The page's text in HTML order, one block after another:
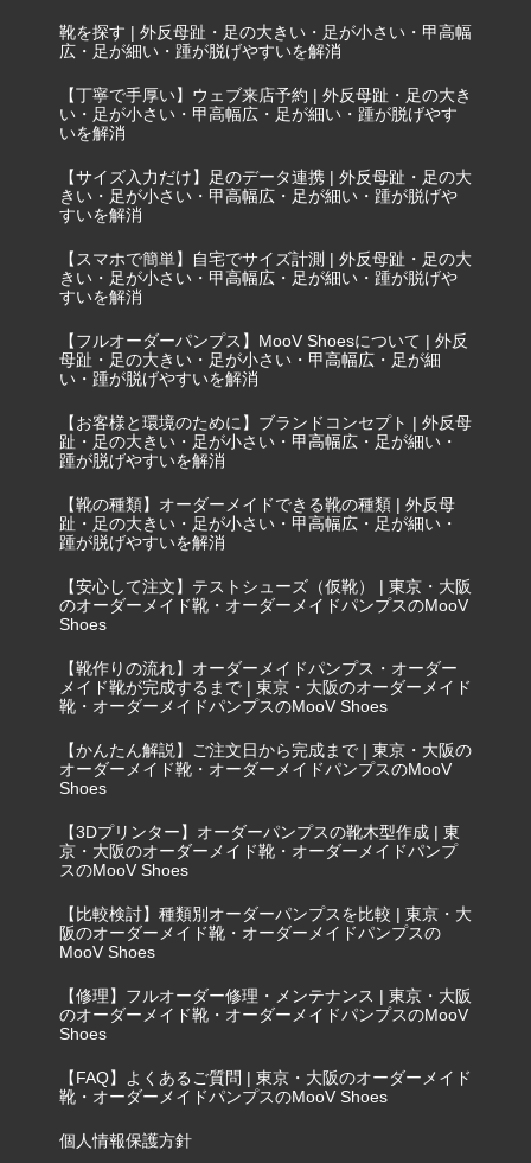
靴を探す | 外反母趾・足の大きい・足が小さい・甲高幅
広・足が細い・踵が脱げやすいを解消
【丁寧で手厚い】ウェブ来店予約 | 外反母趾・足の大き
い・足が小さい・甲高幅広・足が細い・踵が脱げやす
いを解消
【サイズ入力だけ】足のデータ連携 | 外反母趾・足の大
きい・足が小さい・甲高幅広・足が細い・踵が脱げや
すいを解消
【スマホで簡単】自宅でサイズ計測 | 外反母趾・足の大
きい・足が小さい・甲高幅広・足が細い・踵が脱げや
すいを解消
【フルオーダーパンプス】MooV Shoesについて | 外反
母趾・足の大きい・足が小さい・甲高幅広・足が細
い・踵が脱げやすいを解消
【お客様と環境のために】ブランドコンセプト | 外反母
趾・足の大きい・足が小さい・甲高幅広・足が細い・
踵が脱げやすいを解消
【靴の種類】オーダーメイドできる靴の種類 | 外反母
趾・足の大きい・足が小さい・甲高幅広・足が細い・
踵が脱げやすいを解消
【安心して注文】テストシューズ（仮靴） | 東京・大阪
のオーダーメイド靴・オーダーメイドパンプスのMooV
Shoes
【靴作りの流れ】オーダーメイドパンプス・オーダー
メイド靴が完成するまで | 東京・大阪のオーダーメイド
靴・オーダーメイドパンプスのMooV Shoes
【かんたん解説】ご注文日から完成まで | 東京・大阪の
オーダーメイド靴・オーダーメイドパンプスのMooV
Shoes
【3Dプリンター】オーダーパンプスの靴木型作成 | 東
京・大阪のオーダーメイド靴・オーダーメイドパンプ
スのMooV Shoes
【比較検討】種類別オーダーパンプスを比較 | 東京・大
阪のオーダーメイド靴・オーダーメイドパンプスの
MooV Shoes
【修理】フルオーダー修理・メンテナンス | 東京・大阪
のオーダーメイド靴・オーダーメイドパンプスのMooV
Shoes
【FAQ】よくあるご質問 | 東京・大阪のオーダーメイド
靴・オーダーメイドパンプスのMooV Shoes
個人情報保護方針